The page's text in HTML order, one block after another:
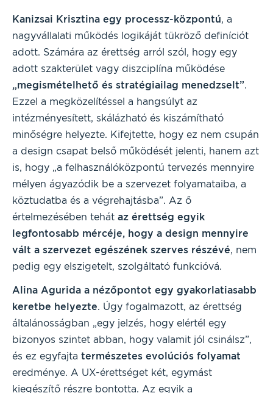
Kanizsai Krisztina egy processz-központú, a
nagyvállalati működés logikáját tükröző definíciót
adott. Számára az érettség arról szól, hogy egy
adott szakterület vagy diszciplína működése
„megismételhető és stratégiailag menedzselt”.
Ezzel a megközelítéssel a hangsúlyt az
intézményesített, skálázható és kiszámítható
minőségre helyezte. Kifejtette, hogy ez nem csupán
a design csapat belső működését jelenti, hanem azt
is, hogy „a felhasználóközpontú tervezés mennyire
mélyen ágyazódik be a szervezet folyamataiba, a
köztudatba és a végrehajtásba”. Az ő
értelmezésében tehát az érettség egyik
legfontosabb mércéje, hogy a design mennyire
vált a szervezet egészének szerves részévé, nem
pedig egy elszigetelt, szolgáltató funkcióvá.
Alina Agurida a nézőpontot egy gyakorlatiasabb
keretbe helyezte. Úgy fogalmazott, az érettség
általánosságban „egy jelzés, hogy elértél egy
bizonyos szintet abban, hogy valamit jól csinálsz”,
és ez egyfajta természetes evolúciós folyamat
eredménye. A UX-érettséget két, egymást
kiegészítő részre bontotta. Az egyik a